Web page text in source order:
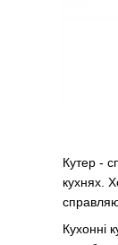
Кутер -
кухнях.
Кухонні